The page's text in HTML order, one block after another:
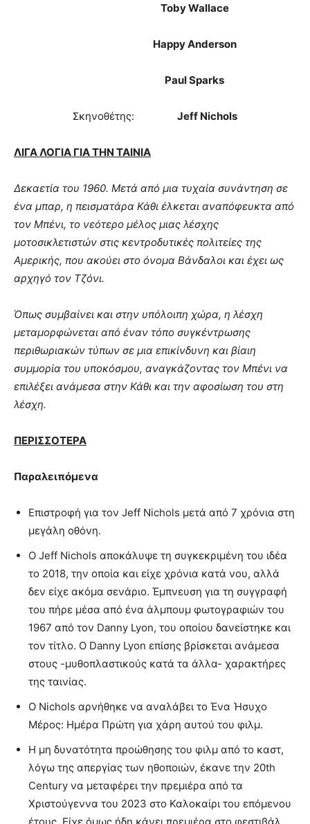
Toby Wallace
Happy Anderson
Paul Sparks
Σκηνοθέτης: Jeff Nichols
ΛΙΓΑ ΛΟΓΙΑ ΓΙΑ ΤΗΝ ΤΑΙΝΙΑ
Δεκαετία του 1960. Μετά από μια τυχαία συνάντηση σε
ένα μπαρ, η πεισματάρα Κάθι έλκεται αναπόφευκτα από
τον Μπένι, το νεότερο μέλος μιας λέσχης
μοτοσικλετιστών στις κεντροδυτικές πολιτείες της
Αμερικής, που ακούει στο όνομα Βάνδαλοι και έχει ως
αρχηγό τον Τζόνι.
Όπως συμβαίνει και στην υπόλοιπη χώρα, η λέσχη
μεταμορφώνεται από έναν τόπο συγκέντρωσης
περιθωριακών τύπων σε μια επικίνδυνη και βίαιη
συμμορία του υποκόσμου, αναγκάζοντας τον Μπένι να
επιλέξει ανάμεσα στην Κάθι και την αφοσίωση του στη
λέσχη.
ΠΕΡΙΣΣΟΤΕΡΑ
Παραλειπόμενα
Επιστροφή για τον Jeff Nichols μετά από 7 χρόνια στη
μεγάλη οθόνη.
Ο Jeff Nichols αποκάλυψε τη συγκεκριμένη του ιδέα
το 2018, την οποία και είχε χρόνια κατά νου, αλλά
δεν είχε ακόμα σενάριο. Έμπνευση για τη συγγραφή
του πήρε μέσα από ένα άλμπουμ φωτογραφιών του
1967 από τον Danny Lyon, του οποίου δανείστηκε και
τον τίτλο. Ο Danny Lyon επίσης βρίσκεται ανάμεσα
στους -μυθοπλαστικούς κατά τα άλλα- χαρακτήρες
της ταινίας.
Ο Nichols αρνήθηκε να αναλάβει το Ένα Ήσυχο
Μέρος: Ημέρα Πρώτη για χάρη αυτού του φιλμ.
Η μη δυνατότητα προώθησης του φιλμ από το καστ,
λόγω της απεργίας των ηθοποιών, έκανε την 20th
Century να μεταφέρει την πρεμιέρα από τα
Χριστούγεννα του 2023 στο Καλοκαίρι του επόμενου